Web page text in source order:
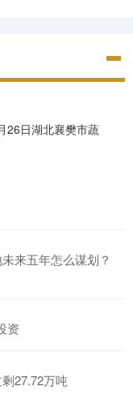
26日湖北襄樊市蔬
来五年怎么谋划？
资
27.72万吨